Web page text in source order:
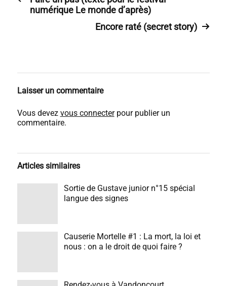
numérique Le monde d’après)
Encore raté (secret story)
Laisser un commentaire
Vous devez vous connecterpour publier un
commentaire.
Articles similaires
Sortie de Gustave junior n°15 spécial
langue des signes
Causerie Mortelle #1 : La mort, la loi et
nous : on a le droit de quoi faire ?